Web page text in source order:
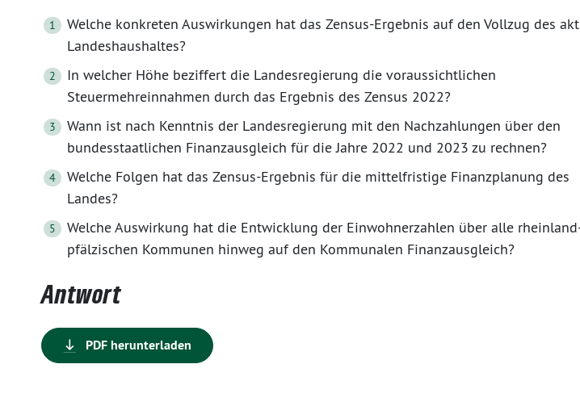
Welche konkreten Auswirkungen hat das Zensus-Ergebnis auf den Vollzug des
Landeshaushaltes?
In welcher Höhe beziffert die Landesregierung die voraussichtlichen
Steuermehreinnahmen durch das Ergebnis des Zensus 2022?
Wann ist nach Kenntnis der Landesregierung mit den Nachzahlungen über den
bundesstaatlichen Finanzausgleich für die Jahre 2022 und 2023 zu rechnen?
Welche Folgen hat das Zensus-Ergebnis für die mittelfristige Finanzplanung des
Landes?
Welche Auswirkung hat die Entwicklung der Einwohnerzahlen über alle
pfälzischen Kommunen hinweg auf den Kommunalen Finanzausgleich?
Antwort
PDF herunterladen